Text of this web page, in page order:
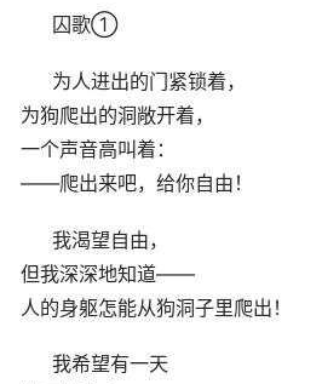
囚歌①
为人进出的门紧锁着，
为狗爬出的洞敞开着，
一个声音高叫着：
——爬出来吧，给你自由！
我渴望自由，
但我深深地知道——
人的身躯怎能从狗洞子里爬出！
我希望有一天